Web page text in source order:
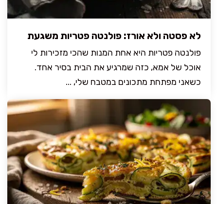
לא פסטה ולא אורז: פולנטה פטריות משגעת
פולנטה פטריות היא אחת המנות שהכי מזכירות לי
אוכל של אמא, כזה שמרגיע את הבית בסיר אחד.
כשאני מפתחת מתכונים במטבח שלי, ...